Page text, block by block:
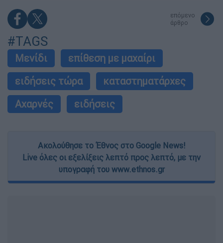
επόμενο
άρθρο
#TAGS
Μενίδι
επίθεση με μαχαίρι
ειδήσεις τώρα
καταστηματάρχες
Αχαρνές
ειδήσεις
Ακολούθησε το Έθνος στο Google News!
Live όλες οι εξελίξεις λεπτό προς λεπτό, με την
υπογραφή του www.ethnos.gr